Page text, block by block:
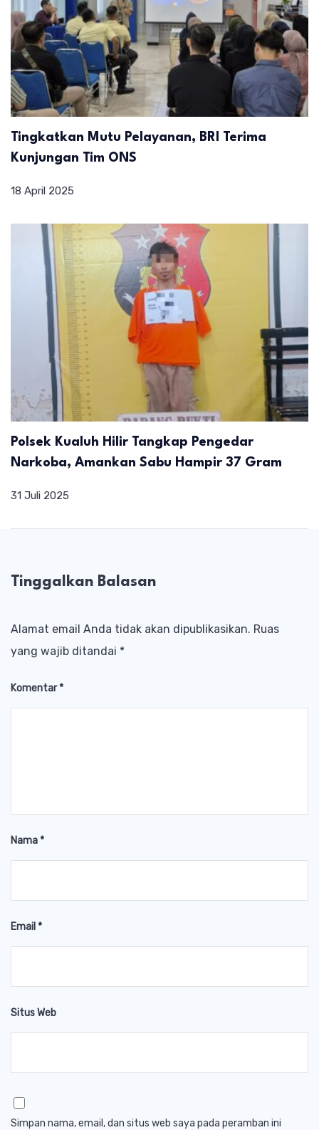
Tingkatkan Mutu Pelayanan, BRI Terima
Kunjungan Tim ONS
18 April 2025
Polsek Kualuh Hilir Tangkap Pengedar
Narkoba, Amankan Sabu Hampir 37 Gram
31 Juli 2025
Tinggalkan Balasan
Alamat email Anda tidak akan dipublikasikan. Ruas
yang wajib ditandai *
Komentar*
Nama*
Email *
Situs Web
Simpan nama, email, dan situs web saya pada peramban ini